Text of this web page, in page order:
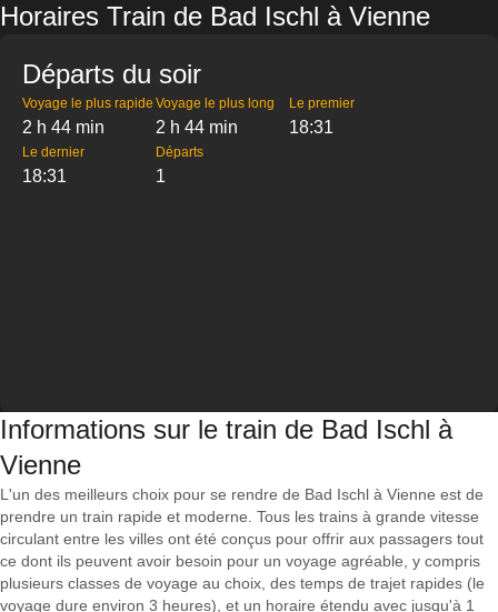
Horaires Train de Bad Ischl à Vienne
Départs du soir
Voyage le plus rapide
2 h 44 min
Voyage le plus long
2 h 44 min
Le premier
18:31
Le dernier
18:31
Départs
1
Informations sur le train de Bad Ischl à
Vienne
L'un des meilleurs choix pour se rendre de Bad Ischl à Vienne est de
prendre un train rapide et moderne. Tous les trains à grande vitesse
circulant entre les villes ont été conçus pour offrir aux passagers tout
ce dont ils peuvent avoir besoin pour un voyage agréable, y compris
plusieurs classes de voyage au choix, des temps de trajet rapides (le
voyage dure environ 3 heures), et un horaire étendu avec jusqu'à 1